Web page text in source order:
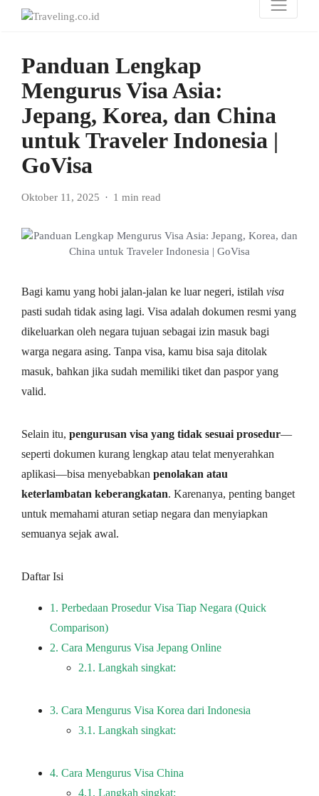
Panduan Lengkap
Mengurus Visa Asia:
Jepang, Korea, dan China
untuk Traveler Indonesia |
GoVisa
Oktober 11, 2025 1 min read
Bagi kamu yang hobi jalan-jalan ke luar negeri, istilah visa
pasti sudah tidak asing lagi. Visa adalah dokumen resmi yang
dikeluarkan oleh negara tujuan sebagai izin masuk bagi
warga negara asing. Tanpa visa, kamu bisa saja ditolak
masuk, bahkan jika sudah memiliki tiket dan paspor yang
valid.
Selain itu, pengurusan visa yang tidak sesuai prosedur—
seperti dokumen kurang lengkap atau telat menyerahkan
aplikasi—bisa menyebabkan penolakan atau
keterlambatan keberangkatan. Karenanya, penting banget
untuk memahami aturan setiap negara dan menyiapkan
semuanya sejak awal.
Daftar Isi
1. Perbedaan Prosedur Visa Tiap Negara (Quick
Comparison)
2. Cara Mengurus Visa Jepang Online
2.1. Langkah singkat:
3. Cara Mengurus Visa Korea dari Indonesia
3.1. Langkah singkat:
4. Cara Mengurus Visa China
4.1. Langkah singkat: